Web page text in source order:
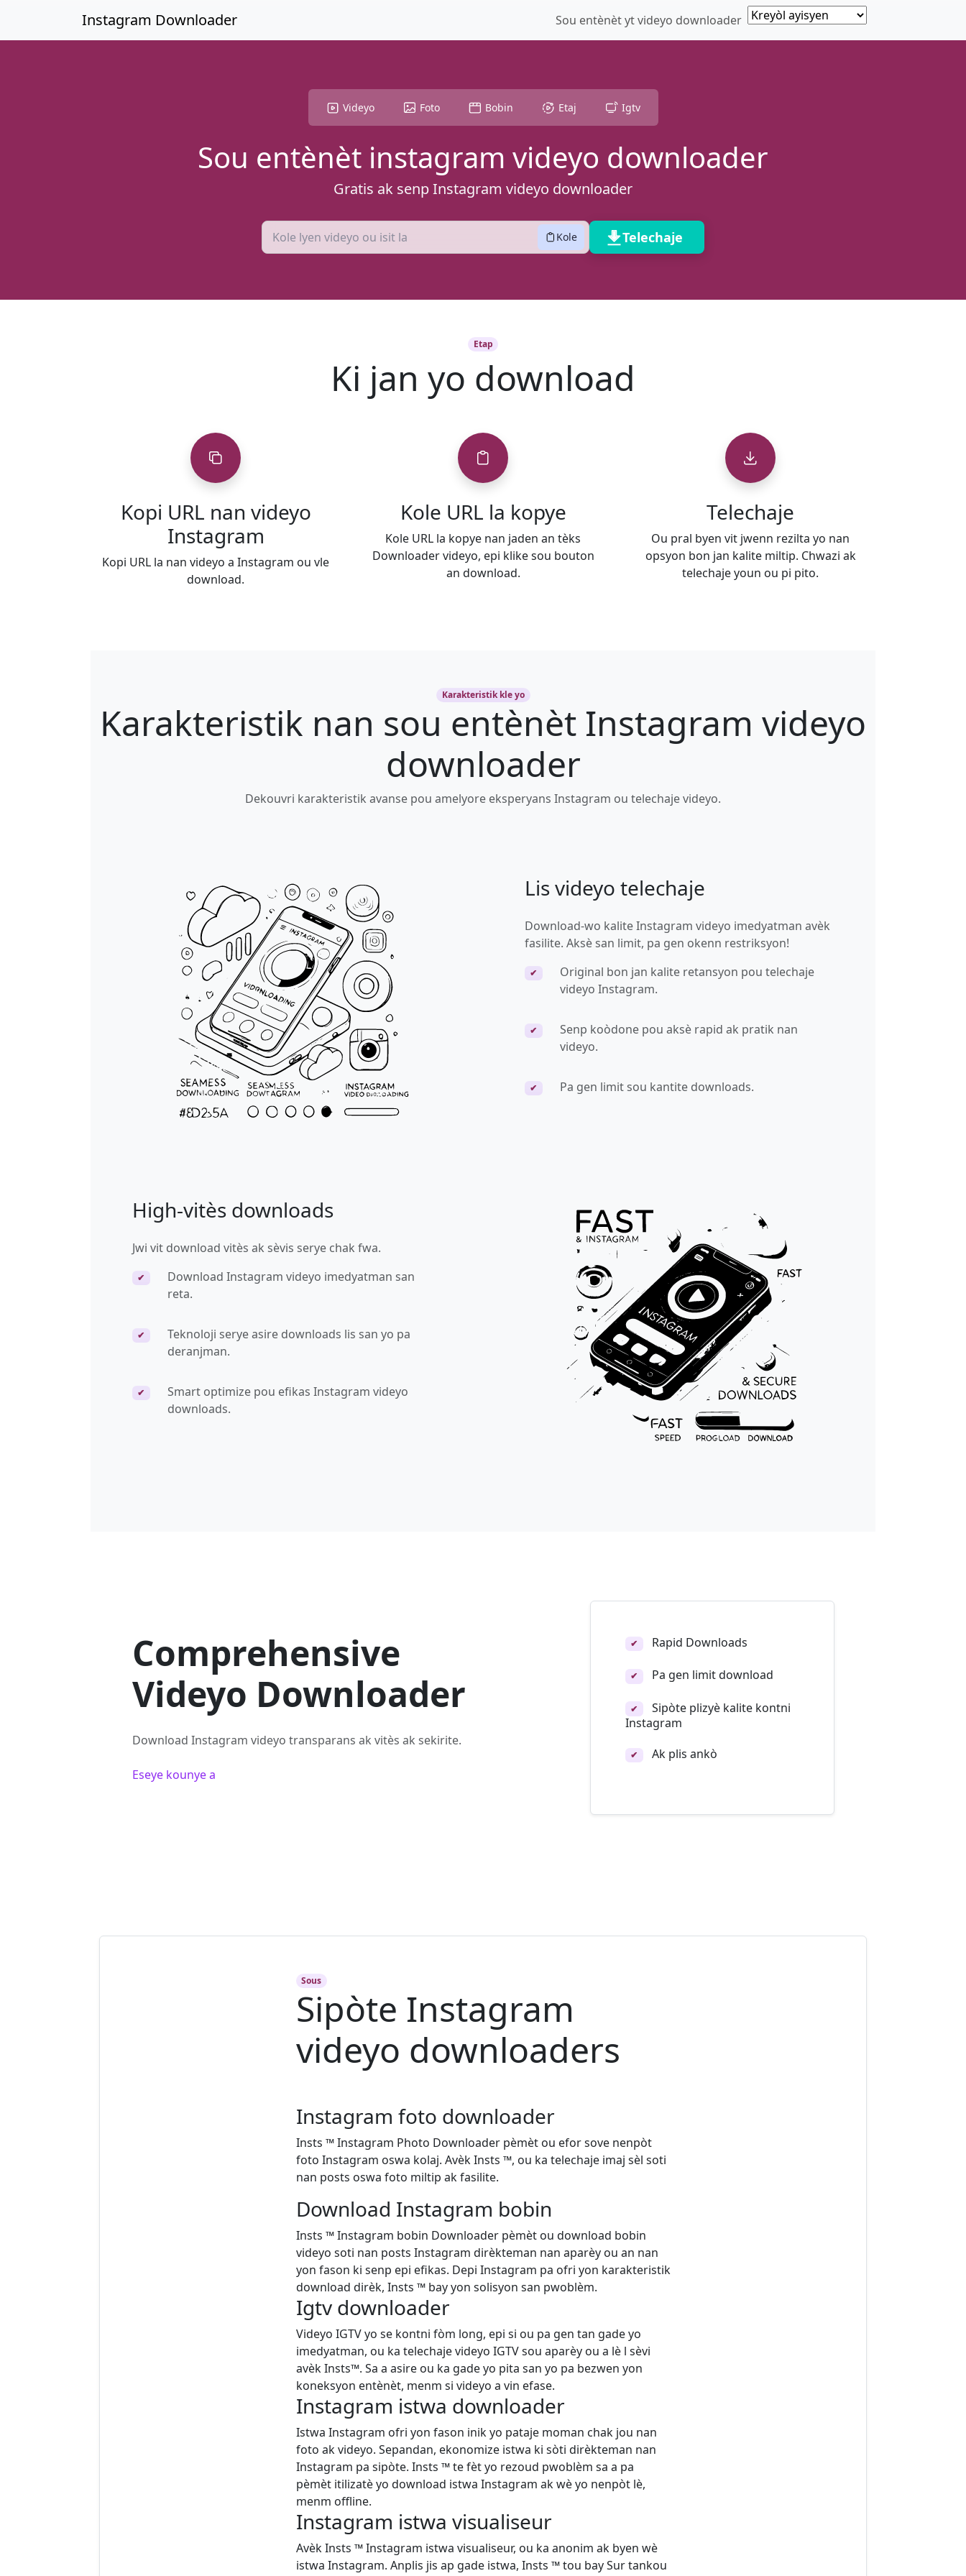
Instagram Downloader Sou entènèt yt videyo downloader
Videyo Foto Bobin Etaj Igtv
Sou entènèt instagram videyo downloader
Gratis ak senp Instagram videyo downloader
Kole Telechaje
Etap
Ki jan yo download
Kopi URL nan videyo
Instagram
Kopi URL la nan videyo a Instagram ou vle
download.
Kole URL la kopye
Kole URL la kopye nan jaden an tèks
Downloader videyo, epi klike sou bouton
an download.
Telechaje
Ou pral byen vit jwenn rezilta yo nan
opsyon bon jan kalite miltip. Chwazi ak
telechaje youn ou pi pito.
Karakteristik kle yo
Karakteristik nan sou entènèt Instagram videyo
downloader
Dekouvri karakteristik avanse pou amelyore eksperyans Instagram ou telechaje videyo.
Lis videyo telechaje
Download-wo kalite Instagram videyo imedyatman avèk
fasilite. Aksè san limit, pa gen okenn restriksyon!
✔
Original bon jan kalite retansyon pou telechaje
videyo Instagram.
✔
Senp koòdone pou aksè rapid ak pratik nan
videyo.
✔ Pa gen limit sou kantite downloads.
High-vitès downloads
Jwi vit download vitès ak sèvis serye chak fwa.
✔
Download Instagram videyo imedyatman san
reta.
✔
Teknoloji serye asire downloads lis san yo pa
deranjman.
✔
Smart optimize pou efikas Instagram videyo
downloads.
Comprehensive
Videyo Downloader
Download Instagram videyo transparans ak vitès ak sekirite.
Eseye kounye a
✔ Rapid Downloads
✔ Pa gen limit download
✔
Sipòte plizyè kalite kontni
Instagram
✔ Ak plis ankò
Sous
Sipòte Instagram
videyo downloaders
Instagram foto downloader
Insts ™ Instagram Photo Downloader pèmèt ou efor sove nenpòt
foto Instagram oswa kolaj. Avèk Insts ™, ou ka telechaje imaj sèl soti
nan posts oswa foto miltip ak fasilite.
Download Instagram bobin
Insts ™ Instagram bobin Downloader pèmèt ou download bobin
videyo soti nan posts Instagram dirèkteman nan aparèy ou an nan
yon fason ki senp epi efikas. Depi Instagram pa ofri yon karakteristik
download dirèk, Insts ™ bay yon solisyon san pwoblèm.
Igtv downloader
Videyo IGTV yo se kontni fòm long, epi si ou pa gen tan gade yo
imedyatman, ou ka telechaje videyo IGTV sou aparèy ou a lè l sèvi
avèk Insts™. Sa a asire ou ka gade yo pita san yo pa bezwen yon
koneksyon entènèt, menm si videyo a vin efase.
Instagram istwa downloader
Istwa Instagram ofri yon fason inik yo pataje moman chak jou nan
foto ak videyo. Sepandan, ekonomize istwa ki sòti dirèkteman nan
Instagram pa sipòte. Insts ™ te fèt yo rezoud pwoblèm sa a pa
pèmèt itilizatè yo download istwa Instagram ak wè yo nenpòt lè,
menm offline.
Instagram istwa visualiseur
Avèk Insts ™ Instagram istwa visualiseur, ou ka anonim ak byen wè
istwa Instagram. Anplis jis ap gade istwa, Insts ™ tou bay Sur tankou